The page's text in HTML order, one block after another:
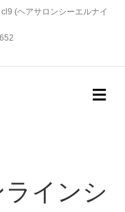
(ヘアサロンシーエルナイ
メ
ニ
インシ